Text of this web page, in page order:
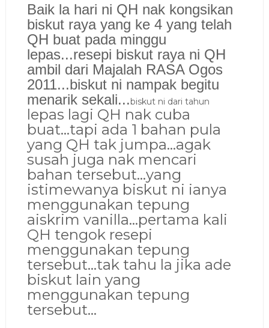
Baik la hari ni QH nak kongsikan
biskut raya yang ke 4 yang telah
QH buat pada minggu
lepas...resepi biskut raya ni QH
ambil dari Majalah RASA Ogos
2011...biskut ni nampak begitu
menarik sekali...biskut ni dari tahun
lepas lagi QH nak cuba
buat...tapi ada 1 bahan pula
yang QH tak jumpa...agak
susah juga nak mencari
bahan tersebut...yang
istimewanya biskut ni ianya
menggunakan tepung
aiskrim vanilla...pertama kali
QH tengok resepi
menggunakan tepung
tersebut...tak tahu la jika ade
biskut lain yang
menggunakan tepung
tersebut...